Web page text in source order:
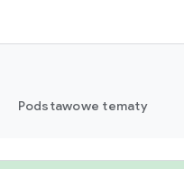
Podstawowe tematy